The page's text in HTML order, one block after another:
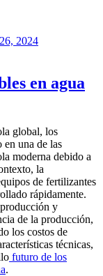
2024
en agua
global, los
en una de las
moderna debido a
la
de fertilizantes
rápidamente.
y
de la producción,
los costos de
técnicas,
futuro de los
.